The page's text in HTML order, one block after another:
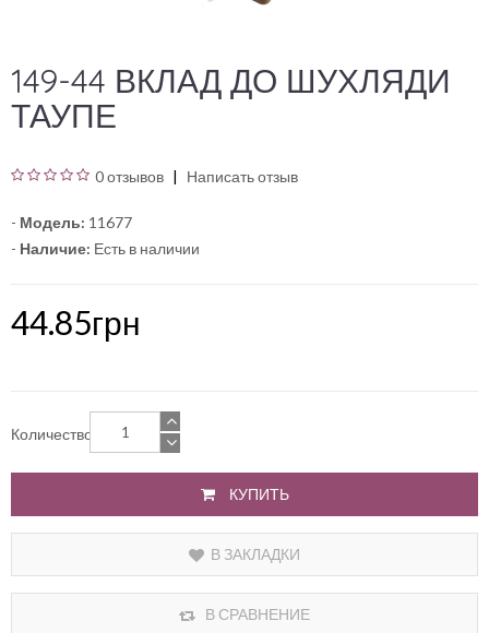
149-44 ВКЛАД ДО ШУХЛЯДИ
ТАУПЕ
0 отзывов Написать отзыв
- Модель: 11677
- Наличие: Есть в наличии
44.85грн
Количество
КУПИТЬ
В ЗАКЛАДКИ
В СРАВНЕНИЕ